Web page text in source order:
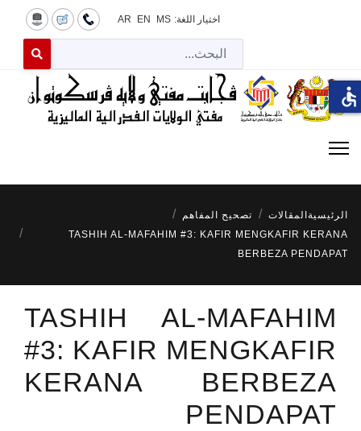
اختيار اللغة: MS
EN
AR
for results.
الرئيسية المقالات
تصحيح المفاهم
TASHIH AL-MAFAHIM #3: KAFIR MENGKAFIR KERANA
BERBEZA PENDAPAT
TASHIH AL-MAFAHIM
#3: KAFIR MENGKAFIR
KERANA BERBEZA
PENDAPAT
accessible